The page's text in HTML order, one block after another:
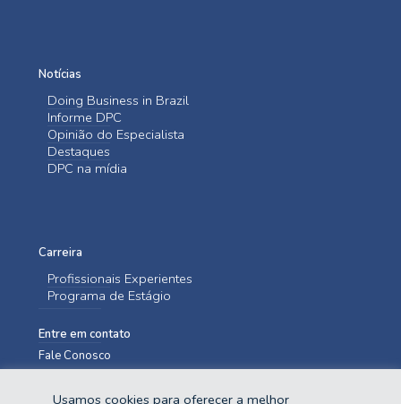
Notícias
Doing Business in Brazil
Informe DPC
Opinião do Especialista
Destaques
DPC na mídia
Carreira
Profissionais Experientes
Programa de Estágio
Entre em contato
Fale Conosco
Usamos cookies para oferecer a melhor